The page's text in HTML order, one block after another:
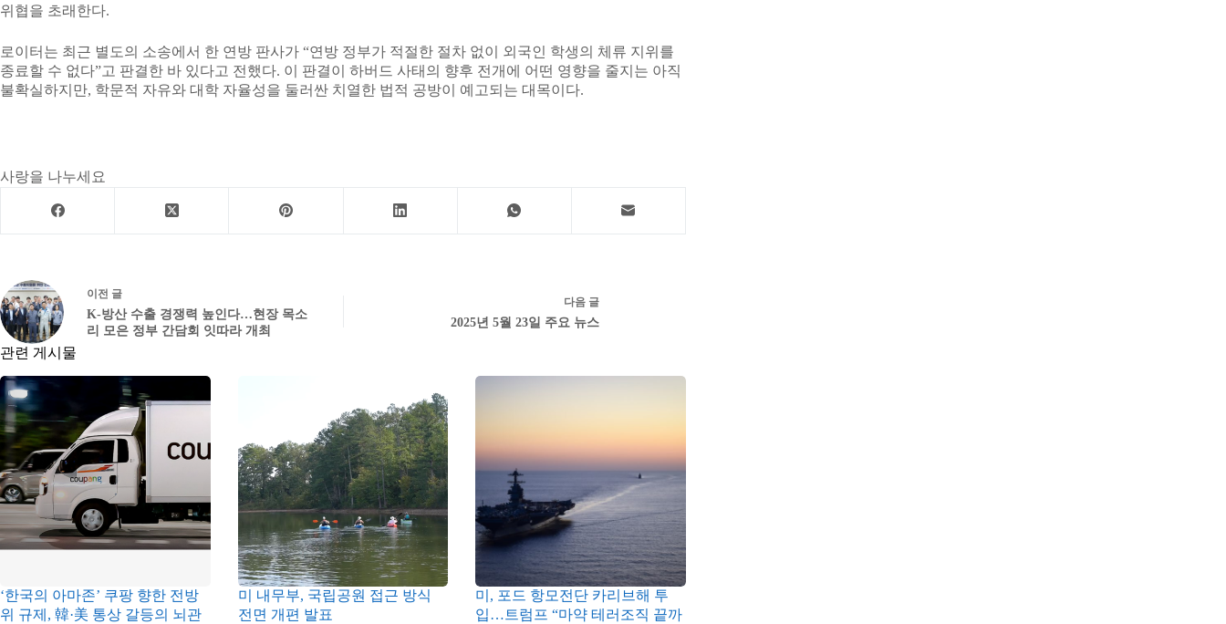
위협을 초래한다.
로이터는 최근 별도의 소송에서 한 연방 판사가 “연방 정부가 적절한 절차 없이 외국인 학생의 체류 지위를
종료할 수 없다”고 판결한 바 있다고 전했다. 이 판결이 하버드 사태의 향후 전개에 어떤 영향을 줄지는 아직
불확실하지만, 학문적 자유와 대학 자율성을 둘러싼 치열한 법적 공방이 예고되는 대목이다.
사랑을 나누세요
이전 글
K-방산 수출 경쟁력 높인다…현장 목소
리 모은 정부 간담회 잇따라 개최
다음 글
2025년 5월 23일 주요 뉴스
관련 게시물
‘한국의 아마존’ 쿠팡 향한 전방
위 규제, 韓·美 통상 갈등의 뇌관
미 내무부, 국립공원 접근 방식
전면 개편 발표
미, 포드 항모전단 카리브해 투
입…트럼프 “마약 테러조직 끝까